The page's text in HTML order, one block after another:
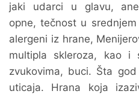
jaki udarci u glavu,
opne, tečnost u
alergeni iz hrane,
multipla skleroza, kao i
zvukovima, buci. Šta
uticaja. Hrana koja